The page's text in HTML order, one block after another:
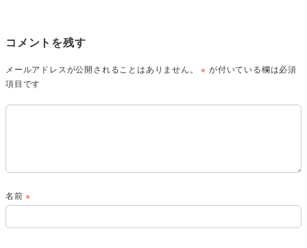
コメントを残す
メールアドレスが公開されることはありません。 ※ が付いている欄は必須
項目です
名前※